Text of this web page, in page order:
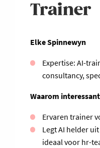
Trainer
Elke Spinnewyn
Expertise: AI-
consultancy,
Waarom
Ervaren trainer
Legt AI helder
ideaal voor hr-